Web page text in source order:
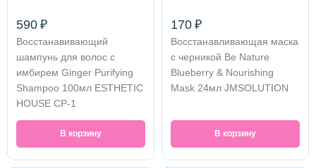
590 ₽
Восстанавивающий
шампунь для волос с
имбирем Ginger Purifying
Shampoo 100мл ESTHETIC
HOUSE СР-1
В корзину
170 ₽
Восстанавливающая маска
с черникой Be Nature
Blueberry & Nourishing
Mask 24мл JMSOLUTION
В корзину